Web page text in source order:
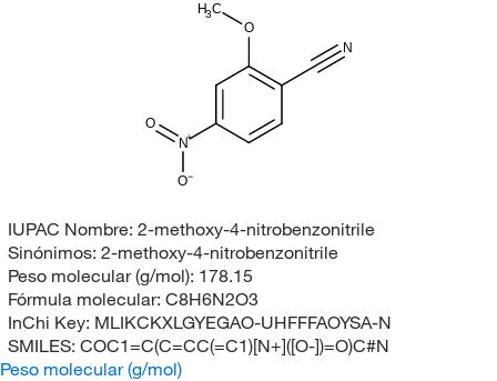
H3C
O
N
O
O
N
IUPAC Nombre: 2-methoxy-4-nitrobenzonitrile
Sinónimos: 2-methoxy-4-nitrobenzonitrile
Peso molecular (g/mol): 178.15
Fórmula molecular: C8H6N2O3
InChi Key: MLIKCKXLGYEGAO-UHFFFAOYSA-N
SMILES: COC1=C(C=CC(=C1)[N+]([O-])=O)C#N
Peso molecular (g/mol)